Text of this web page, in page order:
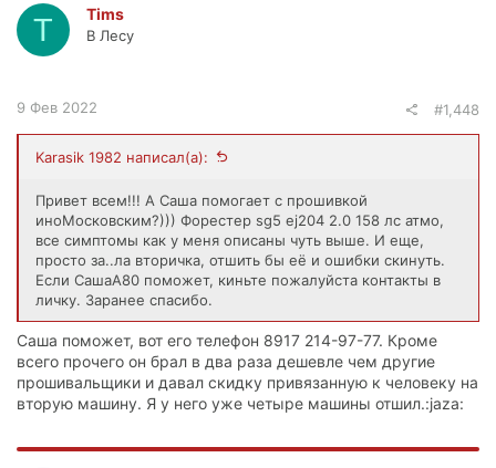
T Tims
В Лесу
9 Фев 2022 #1,448
Karasik 1982 написал(а):
Привет всем!!! А Саша помогает с прошивкой
иноМосковским?))) Форестер sg5 ej204 2.0 158 лс атмо,
все симптомы как у меня описаны чуть выше. И еще,
просто за..ла вторичка, отшить бы её и ошибки скинуть.
Если СашаА80 поможет, киньте пожалуйста контакты в
личку. Заранее спасибо.
Саша поможет, вот его телефон 8917 214-97-77. Кроме
всего прочего он брал в два раза дешевле чем другие
прошивальщики и давал скидку привязанную к человеку на
вторую машину. Я у него уже четыре машины отшил.:jaza: